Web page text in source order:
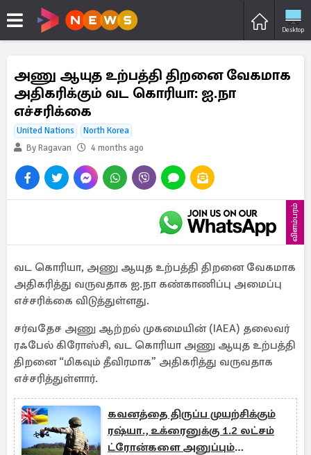
Desktop
அணு ஆயுத உற்பத்தி திறனை வேகமாக
அதிகரிக்கும் வட கொரியா: ஐ.நா
எச்சரிக்கை
United Nations
North Korea
By Ragavan
4 months ago
விளம்பரம்
வட கொரியா, அணு ஆயுத உற்பத்தி திறனை வேகமாக
அதிகரித்து வருவதாக ஐ.நா கண்காணிப்பு அமைப்பு
எச்சரிக்கை விடுத்துள்ளது.
சர்வதேச அணு ஆற்றல் முகமையின் (IAEA) தலைவர்
ரஃபேல் கிரோஸ்சி, வட கொரியா அணு ஆயுத உற்பத்தி
திறனை “மிகவும் தீவிரமாக” அதிகரித்து வருவதாக
எச்சரித்துள்ளார்.
கவனத்தை திருப்ப முயற்சிக்கும்
ரஷ்யா., உக்ரைனுக்கு 1.2 லட்சம்
ட்ரோன்களை அனுப்பும்